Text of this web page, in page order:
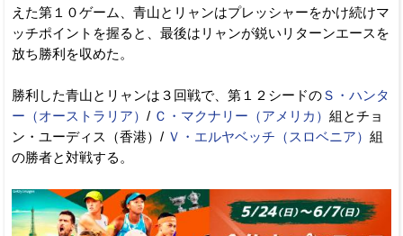
えた第１０ゲーム、青山とリャンはプレッシャーをかけ続けマ
ッチポイントを握ると、最後はリャンが鋭いリターンエースを
放ち勝利を収めた。
勝利した青山とリャンは３回戦で、第１２シードのＳ・ハンタ
ー（オーストラリア） / Ｃ・マクナリー（アメリカ） 組とチョ
ン・ユーディス（香港）/ Ｖ・エルヤベッチ（スロベニア） 組
の勝者と対戦する。